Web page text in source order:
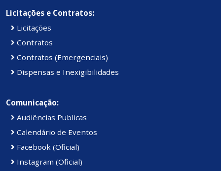
Licitações e Contratos:
Licitações
Contratos
Contratos (Emergenciais)
Dispensas e Inexigibilidades
Comunicação:
Audiências Publicas
Calendário de Eventos
Facebook (Oficial)
Instagram (Oficial)